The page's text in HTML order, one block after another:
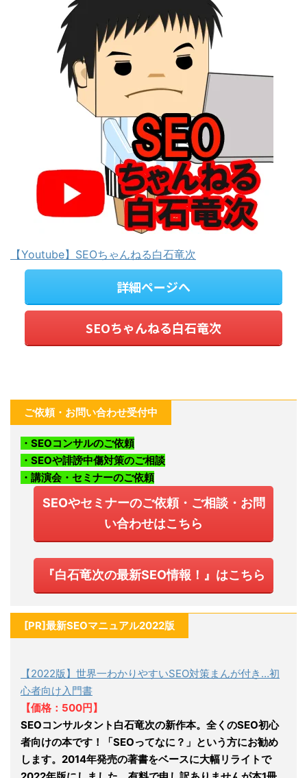
【Youtube】SEOちゃんねる白石竜次
詳細ページへ
SEOちゃんねる白石竜次
ご依頼・お問い合わせ受付中
・SEOコンサルのご依頼
・SEOや誹謗中傷対策のご相談
・講演会・セミナーのご依頼
SEOやセミナーのご依頼・ご相談・お問
い合わせはこちら
『白石竜次の最新SEO情報！』はこちら
[PR]最新SEOマニュアル2022版
【2022版】世界一わかりやすいSEO対策まんが付き…初
心者向け入門書
【価格：500円】
SEOコンサルタント白石竜次の新作本。全くのSEO初心
者向けの本です！「SEOってなに？」という方にお勧め
します。2014年発売の著書をベースに大幅リライトで